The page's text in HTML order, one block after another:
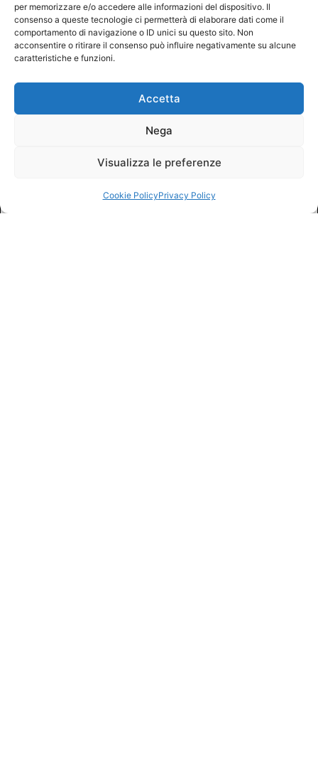
per memorizzare e/o accedere alle informazioni del dispositivo. Il
consenso a queste tecnologie ci permetterà di elaborare dati come il
comportamento di navigazione o ID unici su questo sito. Non
acconsentire o ritirare il consenso può influire negativamente su alcune
caratteristiche e funzioni.
Accetta
Nega
Visualizza le preferenze
Cookie PolicyPrivacy Policy